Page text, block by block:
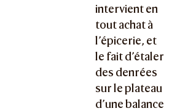
intervient en
tout achat à
l’épicerie, et
le fait d’étaler
des denrées
sur le plateau
d’une balance